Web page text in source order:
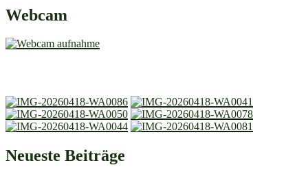
Webcam
Neueste Beiträge